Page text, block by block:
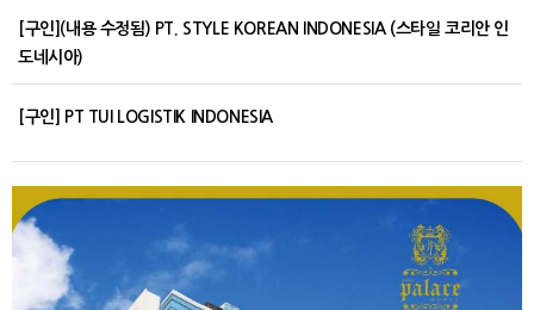
[구인](내용 수정됨) PT. STYLE KOREAN INDONESIA (스타일 코리안 인
도네시아)
[구인] PT TUI LOGISTIK INDONESIA